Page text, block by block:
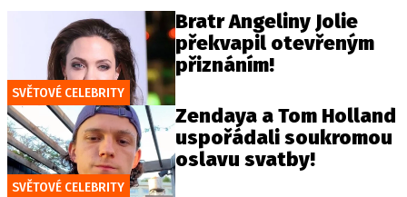
SVĚTOVÉ CELEBRITY
Bratr Angeliny Jolie
překvapil otevřeným
přiznáním!
SVĚTOVÉ CELEBRITY
Zendaya a Tom Holland
uspořádali soukromou
oslavu svatby!